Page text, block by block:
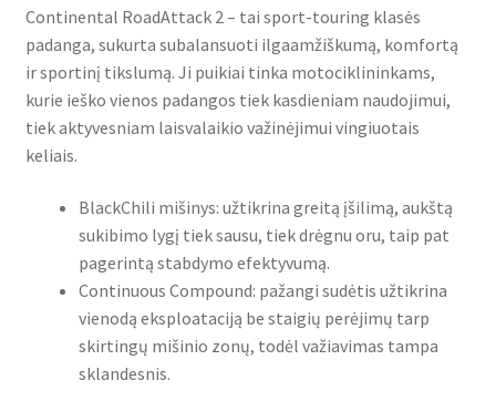
Continental RoadAttack 2 – tai sport-touring klasės
padanga, sukurta subalansuoti ilgaamžiškumą, komfortą
ir sportinį tikslumą. Ji puikiai tinka motociklininkams,
kurie ieško vienos padangos tiek kasdieniam naudojimui,
tiek aktyvesniam laisvalaikio važinėjimui vingiuotais
keliais.
BlackChili mišinys: užtikrina greitą įšilimą, aukštą
sukibimo lygį tiek sausu, tiek drėgnu oru, taip pat
pagerintą stabdymo efektyvumą.
Continuous Compound: pažangi sudėtis užtikrina
vienodą eksploataciją be staigių perėjimų tarp
skirtingų mišinio zonų, todėl važiavimas tampa
sklandesnis.